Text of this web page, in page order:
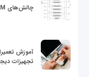
چالش‌های RAM در Workloadهای محاسباتی HPC
آموزش
تجهیزات